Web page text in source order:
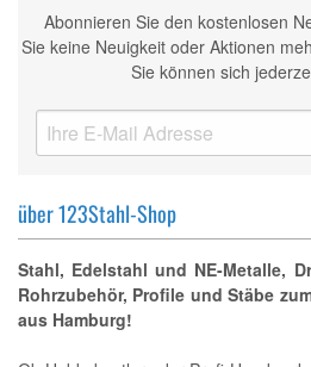
Abonnieren Sie den kostenlosen
Sie keine Neuigkeit oder Aktionen
Sie können sich
über 123Stahl-Shop
Stahl, Edelstahl und NE-Metalle,
Rohrzubehör, Profile und Stäbe
aus Hamburg!